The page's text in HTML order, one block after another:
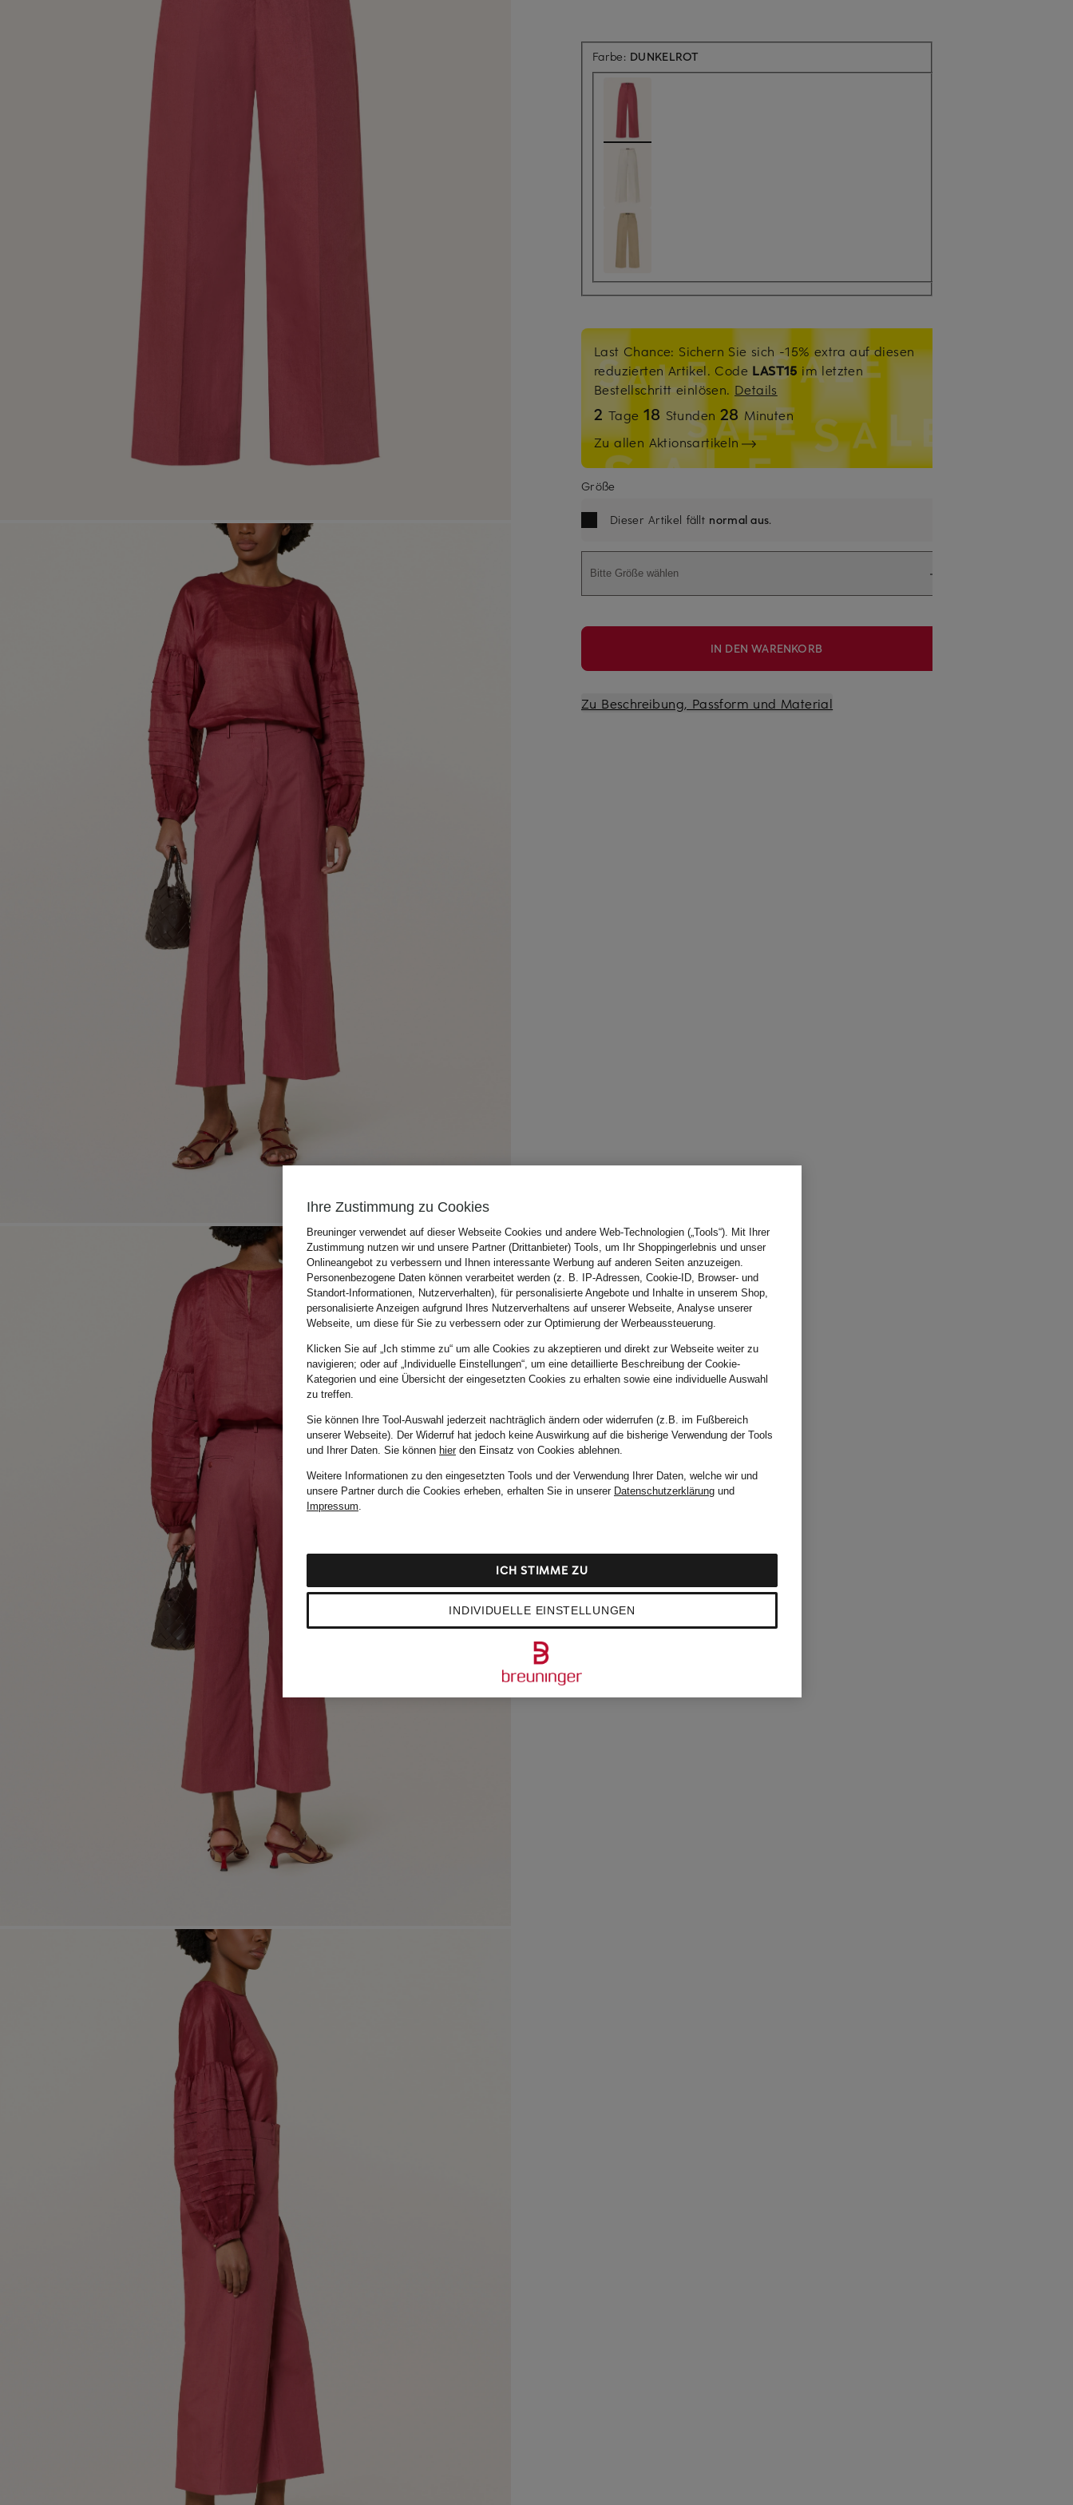
Farbe: DUNKELROT
Last Chance: Sichern Sie sich -15% extra auf diesen
reduzierten Artikel. Code LAST15 im letzten
Bestellschritt einlösen. Details
2 Tage18 Stunden 28 Minuten
Zu allen Aktionsartikeln
Größe
Dieser Artikel fällt normal aus.
Bitte Größe wählen
IN DEN WARENKORB
Zu Beschreibung, Passform und Material
Ihre Zustimmung zu Cookies
Breuninger verwendet auf dieser Webseite Cookies und andere Web-Technologien („Tools“). Mit Ihrer
Zustimmung nutzen wir und unsere Partner (Drittanbieter) Tools, um Ihr Shoppingerlebnis und unser
Onlineangebot zu verbessern und Ihnen interessante Werbung auf anderen Seiten anzuzeigen.
Personenbezogene Daten können verarbeitet werden (z. B. IP-Adressen, Cookie-ID, Browser- und
Standort-Informationen, Nutzerverhalten), für personalisierte Angebote und Inhalte in unserem Shop,
personalisierte Anzeigen aufgrund Ihres Nutzerverhaltens auf unserer Webseite, Analyse unserer
Webseite, um diese für Sie zu verbessern oder zur Optimierung der Werbeaussteuerung.
Klicken Sie auf „Ich stimme zu“ um alle Cookies zu akzeptieren und direkt zur Webseite weiter zu
navigieren; oder auf „Individuelle Einstellungen“, um eine detaillierte Beschreibung der Cookie-
Kategorien und eine Übersicht der eingesetzten Cookies zu erhalten sowie eine individuelle Auswahl
zu treffen.
Sie können Ihre Tool-Auswahl jederzeit nachträglich ändern oder widerrufen (z.B. im Fußbereich
unserer Webseite). Der Widerruf hat jedoch keine Auswirkung auf die bisherige Verwendung der Tools
und Ihrer Daten. Sie können hierden Einsatz von Cookies ablehnen.
Weitere Informationen zu den eingesetzten Tools und der Verwendung Ihrer Daten, welche wir und
unsere Partner durch die Cookies erheben, erhalten Sie in unserer Datenschutzerklärung und
Impressum.
INDIVIDUELLE EINSTELLUNGEN
ICH STIMME ZU